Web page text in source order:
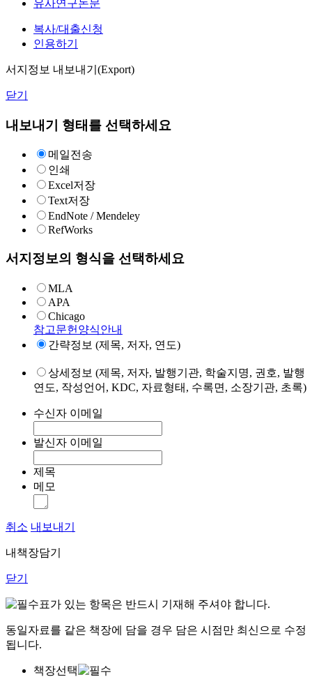
유사연구논문
복사/대출신청
인용하기
서지정보 내보내기(Export)
닫기
내보내기 형태를 선택하세요
메일전송
인쇄
Excel저장
Text저장
EndNote / Mendeley
RefWorks
서지정보의 형식을 선택하세요
MLA
APA
Chicago
참고문헌양식안내
간략정보 (제목, 저자, 연도)
상세정보 (제목, 저자, 발행기관, 학술지명, 권호, 발행
연도, 작성언어, KDC, 자료형태, 수록면, 소장기관, 초록)
수신자 이메일
발신자 이메일
제목
메모
취소 내보내기
내책장담기
닫기
표가 있는 항목은 반드시 기재해 주셔야 합니다.
동일자료를 같은 책장에 담을 경우 담은 시점만 최신으로 수정
됩니다.
책장선택